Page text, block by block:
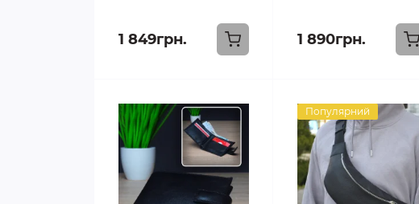
1 849грн. 1 890грн.
Популярний